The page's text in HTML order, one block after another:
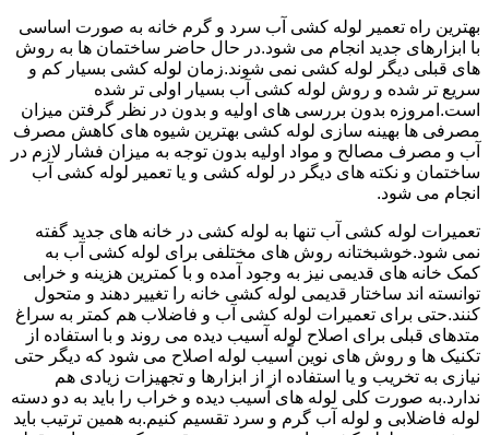
بهترین راه تعمیر لوله کشی آب سرد و گرم خانه به صورت اساسی
با ابزارهای جدید انجام می شود.در حال حاضر ساختمان ها به روش
های قبلی دیگر لوله کشی نمی شوند.زمان لوله کشی بسیار کم و
سریع تر شده و روش لوله کشی آب بسیار اولی تر شده
است.امروزه بدون بررسی های اولیه و بدون در نظر گرفتن میزان
مصرفی ها بهینه سازی لوله کشی بهترین شیوه های کاهش مصرف
آب و مصرف مصالح و مواد اولیه بدون توجه به میزان فشار لازم در
ساختمان و نکته های دیگر در لوله کشی و یا تعمیر لوله کشی آب
انجام می شود.
تعمیرات لوله کشی آب تنها به لوله کشی در خانه های جدید گفته
نمی شود.خوشبختانه روش های مختلفی برای لوله کشی آب به
کمک خانه های قدیمی نیز به وجود آمده و با کمترین هزینه و خرابی
توانسته اند ساختار قدیمی لوله کشی خانه را تغییر دهند و متحول
کنند.حتی برای تعمیرات لوله کشی آب و فاضلاب هم کمتر به سراغ
متدهای قبلی برای اصلاح لوله آسیب دیده می روند و با استفاده از
تکنیک ها و روش های نوین آسیب لوله اصلاح می شود که دیگر حتی
نیازی به تخریب و یا استفاده از از ابزارها و تجهیزات زیادی هم
ندارد.به صورت کلی لوله های آسیب دیده و خراب را باید به دو دسته
لوله فاضلابی و لوله آب گرم و سرد تقسیم کنیم.به همین ترتیب باید